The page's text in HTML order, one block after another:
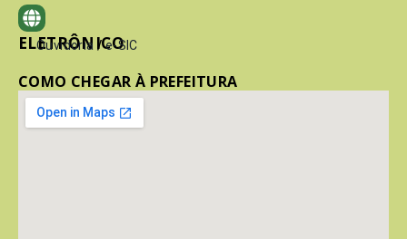
ELETRÔNICO
Ouvidoria / e-SIC
COMO CHEGAR À PREFEITURA